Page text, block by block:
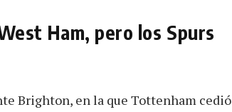
Ham, pero los Spurs
Brighton, en la que Tottenham cedió